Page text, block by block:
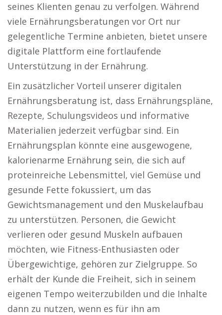
seines Klienten genau zu verfolgen. Während
viele Ernährungsberatungen vor Ort nur
gelegentliche Termine anbieten, bietet unsere
digitale Plattform eine fortlaufende
Unterstützung in der Ernährung.
Ein zusätzlicher Vorteil unserer digitalen
Ernährungsberatung ist, dass Ernährungspläne,
Rezepte, Schulungsvideos und informative
Materialien jederzeit verfügbar sind. Ein
Ernährungsplan könnte eine ausgewogene,
kalorienarme Ernährung sein, die sich auf
proteinreiche Lebensmittel, viel Gemüse und
gesunde Fette fokussiert, um das
Gewichtsmanagement und den Muskelaufbau
zu unterstützen. Personen, die Gewicht
verlieren oder gesund Muskeln aufbauen
möchten, wie Fitness-Enthusiasten oder
Übergewichtige, gehören zur Zielgruppe. So
erhält der Kunde die Freiheit, sich in seinem
eigenen Tempo weiterzubilden und die Inhalte
dann zu nutzen, wenn es für ihn am